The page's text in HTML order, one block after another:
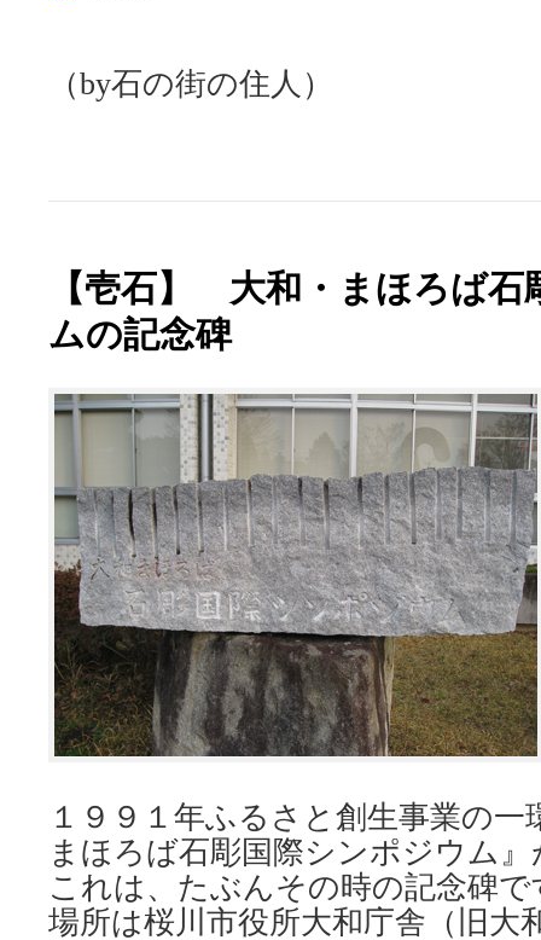
（by石の街の住人）
【壱石】 大和・まほろば石
ムの記念碑
１９９１年ふるさと創生事業の一
まほろば石彫国際シンポジウム
これは、たぶんその時の記念碑で
場所は桜川市役所大和庁舎（旧大